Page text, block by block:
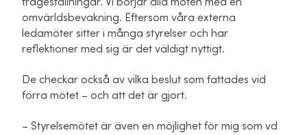
omvärldsbevakning. Eftersom våra externa
ledamöter sitter i många styrelser och har
reflektioner med sig är det väldigt nyttigt.
De checkar också av vilka beslut som fattades vid
förra mötet – och att det är gjort.
– Styrelsemötet är även en möjlighet för mig som vd